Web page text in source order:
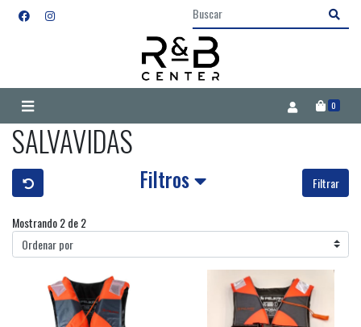
0
SALVAVIDAS
Filtros Filtrar
Mostrando 2 de 2